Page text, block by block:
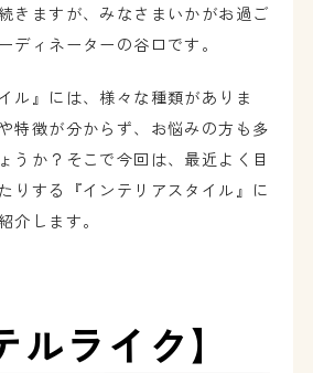
きますが、みなさまいかがお過ご
ディネーターの谷口です。
ル』には、様々な種類がありま
特徴が分からず、お悩みの方も多
うか？そこで今回は、最近よく目
りする『インテリアスタイル』に
介します。
ルライク】